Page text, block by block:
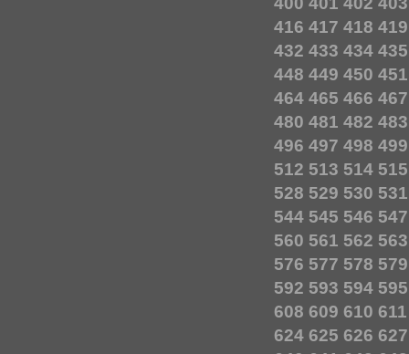
416 417 418 419
432 433 434 435
448 449 450 451
464 465 466 467
480 481 482 483
496 497 498 499
512 513 514 515
528 529 530 531
544 545 546 547
560 561 562 563
576 577 578 579
592 593 594 595
608 609 610 611
624 625 626 627